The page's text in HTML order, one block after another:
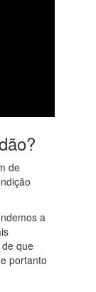
de
a
que
portanto